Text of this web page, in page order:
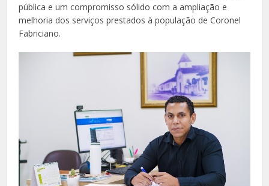
pública e um compromisso sólido com a ampliação e
melhoria dos serviços prestados à população de Coronel
Fabriciano.